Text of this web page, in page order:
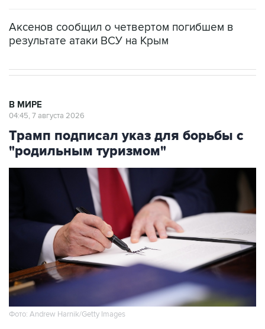
Аксенов сообщил о четвертом погибшем в
результате атаки ВСУ на Крым
В МИРЕ
04:45, 7 августа 2026
Трамп подписал указ для борьбы с
"родильным туризмом"
Фото: Andrew Harnik/Getty Images